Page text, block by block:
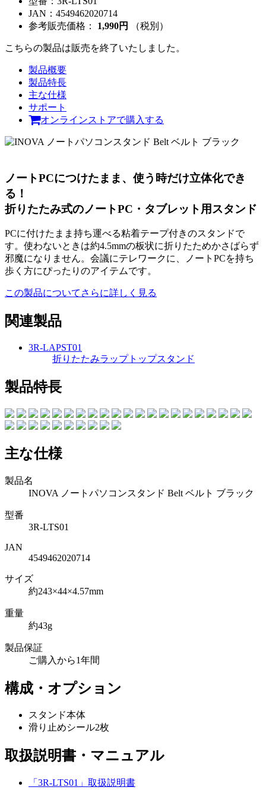
JAN： 4549462020714
参考販売価格：
1,990円 （税別）
こちらの製品は販売を終了いたしました。
製品概要
製品特長
主な仕様
サポート
オンラインストアで購入する
ノートPCにつけたまま、使う時だけ立体化でき
る！
折りたたみ式のノートPC・タブレット用スタンド
PCに付けたまま持ち運べる粘着テープ付きのスタンドで
す。使わないときは約4.5mmの板状に折りたためかさばらず
邪魔になりません。会議にテレワークに、ノートPCを持ち
歩く方にぴったりのアイテムです。
この製品についてさらに詳しく見る
関連製品
3R-LAPST01
折りたたみラップトップスタンド
製品特長
主な仕様
製品名
INOVA ノートパソコンスタンド Belt ベルト ブラック
型番
3R-LTS01
JAN
4549462020714
サイズ
約243×44×4.57mm
重量
約43g
製品保証
ご購入から1年間
構成・オプション
スタンド本体
滑り止めシール2枚
取扱説明書・マニュアル
「3R-LTS01」取扱説明書